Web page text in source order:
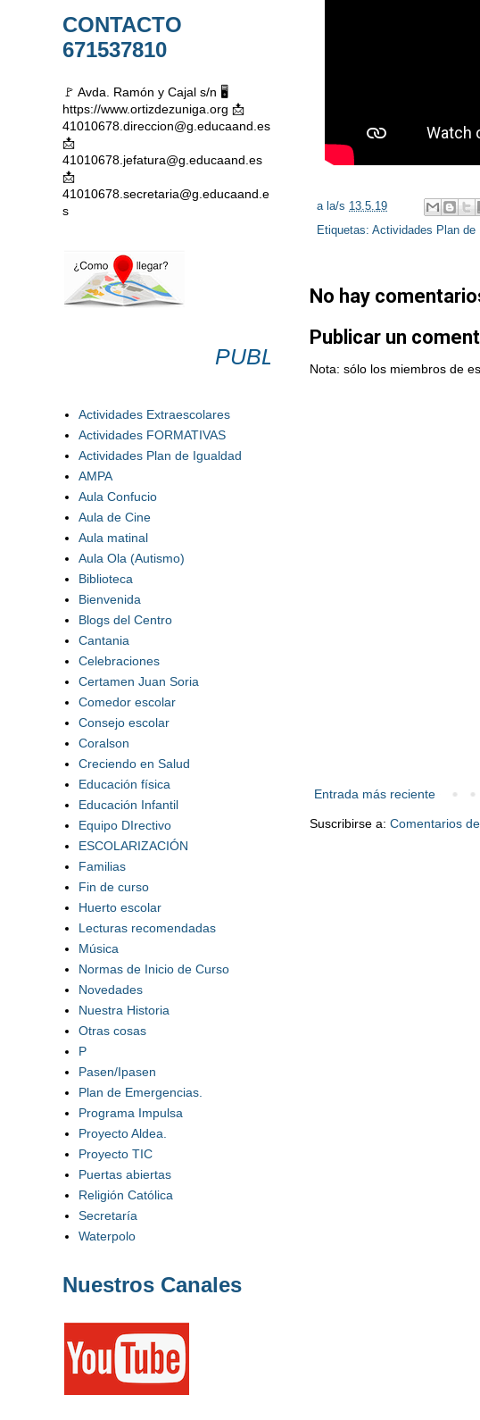
a la/s 13.5.19
Etiquetas: Actividades Plan de
No hay
Publicar un
Nota: sólo los miembros de
Entrada más reciente
Suscribirse a: Comentarios
CONTACTO
671537810
🚩 Avda. Ramón y Cajal s/n 🖥️
https://www.ortizdezuniga.org 📩
41010678.direccion@g.educaand.es
📩
41010678.jefatura@g.educaand.es
📩
41010678.secretaria@g.educaand.e
s
PUBLICACIONES
Actividades Extraescolares
Actividades FORMATIVAS
Actividades Plan de Igualdad
AMPA
Aula Confucio
Aula de Cine
Aula matinal
Aula Ola (Autismo)
Biblioteca
Bienvenida
Blogs del Centro
Cantania
Celebraciones
Certamen Juan Soria
Comedor escolar
Consejo escolar
Coralson
Creciendo en Salud
Educación física
Educación Infantil
Equipo DIrectivo
ESCOLARIZACIÓN
Familias
Fin de curso
Huerto escolar
Lecturas recomendadas
Música
Normas de Inicio de Curso
Novedades
Nuestra Historia
Otras cosas
P
Pasen/Ipasen
Plan de Emergencias.
Programa Impulsa
Proyecto Aldea.
Proyecto TIC
Puertas abiertas
Religión Católica
Secretaría
Waterpolo
Nuestros Canales